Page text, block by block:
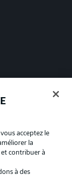
acceptez le
la
contribuer à
à des